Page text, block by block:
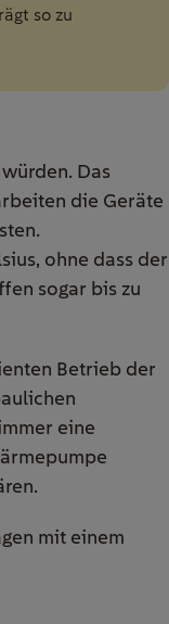
so zu
Das
die Geräte
ohne dass der
sogar bis zu
Betrieb der
eine
mit einem